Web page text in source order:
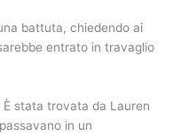
battuta, chiedendo ai
entrato in travaglio
stata trovata da Lauren
in un